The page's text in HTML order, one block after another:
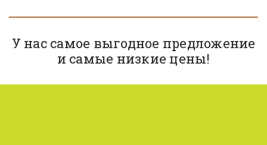
У нас самое выгодное предложение
и самые низкие цены!